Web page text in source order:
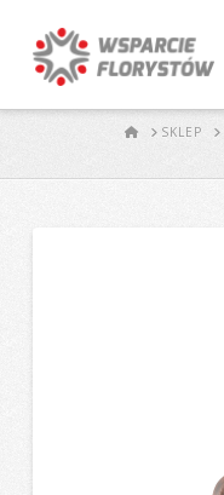
STARTSKLEP